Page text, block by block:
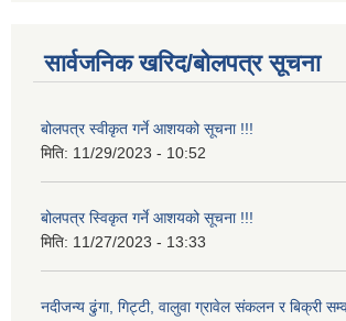
सार्वजनिक खरिद/बोलपत्र सूचना
बोलपत्र स्वीकृत गर्ने आशयको सूचना !!!
मिति: 11/29/2023 - 10:52
बोलपत्र स्विकृत गर्ने आशयको सूचना !!!
मिति: 11/27/2023 - 13:33
नदीजन्य ढुंगा, गिट्टी, वालुवा ग्रावेल संकलन र बिक्री